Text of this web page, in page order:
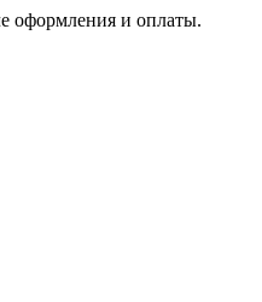
оформления и оплаты.